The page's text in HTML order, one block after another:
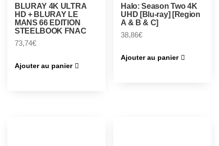
BLURAY 4K ULTRA
HD + BLURAY LE
MANS 66 EDITION
STEELBOOK FNAC
73,74€
Ajouter au panier
Halo: Season Two 4K
UHD [Blu-ray] [Region
A & B & C]
38,86€
Ajouter au panier